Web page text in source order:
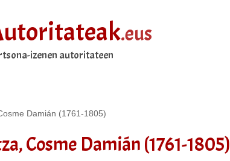
.eus
izenen autoritateen
Damián (1761-1805)
Cosme Damián (1761-1805)